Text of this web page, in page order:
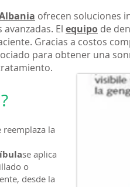
ofrecen soluciones
El equipo de
Gracias a costos
para obtener una
reemplaza la
se aplica
o
desde la